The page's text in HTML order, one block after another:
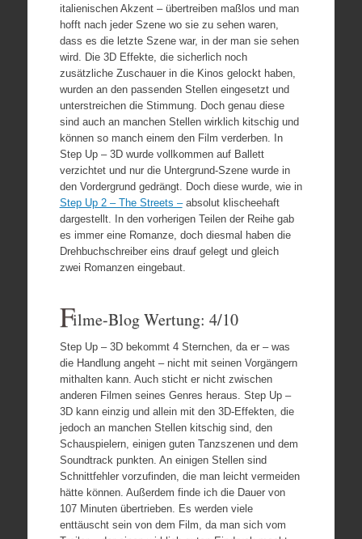
italienischen Akzent – übertreiben maßlos und man
hofft nach jeder Szene wo sie zu sehen waren,
dass es die letzte Szene war, in der man sie sehen
wird. Die 3D Effekte, die sicherlich noch
zusätzliche Zuschauer in die Kinos gelockt haben,
wurden an den passenden Stellen eingesetzt und
unterstreichen die Stimmung. Doch genau diese
sind auch an manchen Stellen wirklich kitschig und
können so manch einem den Film verderben. In
Step Up – 3D wurde vollkommen auf Ballett
verzichtet und nur die Untergrund-Szene wurde in
den Vordergrund gedrängt. Doch diese wurde, wie in
Step Up 2 – The Streets –absolut klischeehaft
dargestellt. In den vorherigen Teilen der Reihe gab
es immer eine Romanze, doch diesmal haben die
Drehbuchschreiber eins drauf gelegt und gleich
zwei Romanzen eingebaut.
Filme-Blog Wertung: 4/10
Step Up – 3D bekommt 4 Sternchen, da er – was
die Handlung angeht – nicht mit seinen Vorgängern
mithalten kann. Auch sticht er nicht zwischen
anderen Filmen seines Genres heraus. Step Up –
3D kann einzig und allein mit den 3D-Effekten, die
jedoch an manchen Stellen kitschig sind, den
Schauspielern, einigen guten Tanzszenen und dem
Soundtrack punkten. An einigen Stellen sind
Schnittfehler vorzufinden, die man leicht vermeiden
hätte können. Außerdem finde ich die Dauer von
107 Minuten übertrieben. Es werden viele
enttäuscht sein von dem Film, da man sich vom